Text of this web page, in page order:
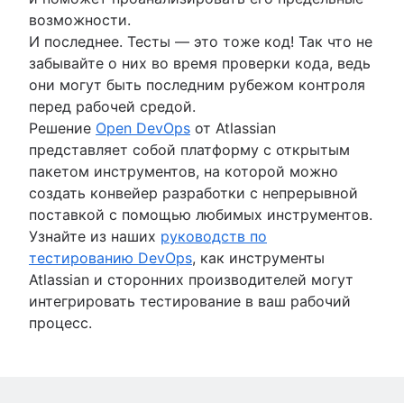
возможности.
И последнее. Тесты — это тоже код! Так что не
забывайте о них во время проверки кода, ведь
они могут быть последним рубежом контроля
перед рабочей средой.
Решение Open DevOps от Atlassian
представляет собой платформу с открытым
пакетом инструментов, на которой можно
создать конвейер разработки с непрерывной
поставкой с помощью любимых инструментов.
Узнайте из наших руководств по
тестированию DevOps, как инструменты
Atlassian и сторонних производителей могут
интегрировать тестирование в ваш рабочий
процесс.